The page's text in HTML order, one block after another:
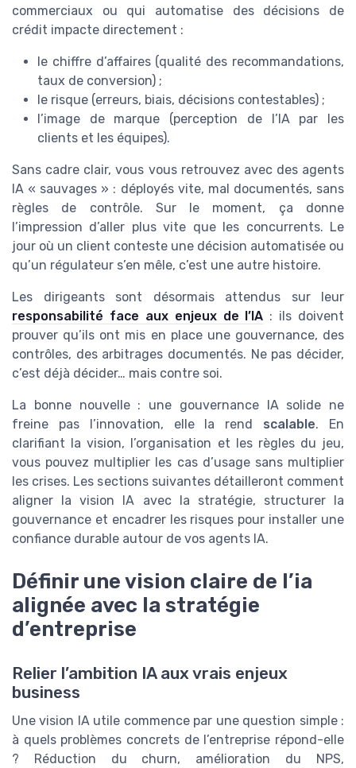
commerciaux ou qui automatise des décisions de
crédit impacte directement :
le chiffre d’affaires (qualité des recommandations,
taux de conversion) ;
le risque (erreurs, biais, décisions contestables) ;
l’image de marque (perception de l’IA par les
clients et les équipes).
Sans cadre clair, vous vous retrouvez avec des agents
IA « sauvages » : déployés vite, mal documentés, sans
règles de contrôle. Sur le moment, ça donne
l’impression d’aller plus vite que les concurrents. Le
jour où un client conteste une décision automatisée ou
qu’un régulateur s’en mêle, c’est une autre histoire.
Les dirigeants sont désormais attendus sur leur
responsabilité face aux enjeux de l’IA : ils doivent
prouver qu’ils ont mis en place une gouvernance, des
contrôles, des arbitrages documentés. Ne pas décider,
c’est déjà décider… mais contre soi.
La bonne nouvelle : une gouvernance IA solide ne
freine pas l’innovation, elle la rend scalable. En
clarifiant la vision, l’organisation et les règles du jeu,
vous pouvez multiplier les cas d’usage sans multiplier
les crises. Les sections suivantes détailleront comment
aligner la vision IA avec la stratégie, structurer la
gouvernance et encadrer les risques pour installer une
confiance durable autour de vos agents IA.
Définir une vision claire de l’ia
alignée avec la stratégie
d’entreprise
Relier l’ambition IA aux vrais enjeux
business
Une vision IA utile commence par une question simple :
à quels problèmes concrets de l’entreprise répond-elle
? Réduction du churn, amélioration du NPS,